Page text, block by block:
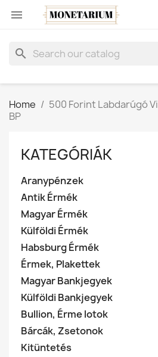

search
Home
500 Forint Labdarúgó
BP
KATEGÓRIÁK
Aranypénzek
Antik Érmék
Magyar Érmék
Külföldi Érmék
Habsburg Érmék
Érmek, Plakettek
Magyar Bankjegyek
Külföldi Bankjegyek
Bullion, Érme lotok
Bárcák, Zsetonok
Kitüntetés